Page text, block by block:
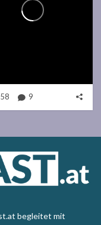
9
begleitet mit